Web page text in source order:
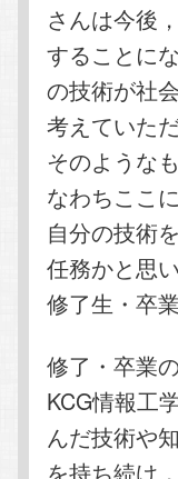
さんは今後
することに
の技術が社
考えていた
そのような
なわちここ
自分の技術
任務かと思
修了生・卒
修了・卒業
KCG情報工
んだ技術や
を持ち続け